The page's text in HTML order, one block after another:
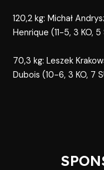
120,2 kg: Michał
Henrique (11-5, 3 KO, 5
70,3 kg: Leszek
Dubois (10-6, 3 KO, 7